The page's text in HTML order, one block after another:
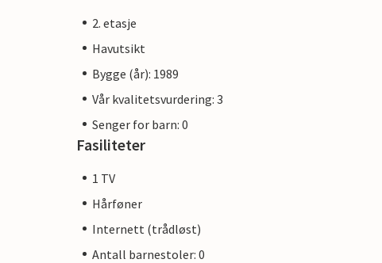
2. etasje
Havutsikt
Bygge (år): 1989
Vår kvalitetsvurdering: 3
Senger for barn: 0
Fasiliteter
1 TV
Hårføner
Internett (trådløst)
Antall barnestoler: 0